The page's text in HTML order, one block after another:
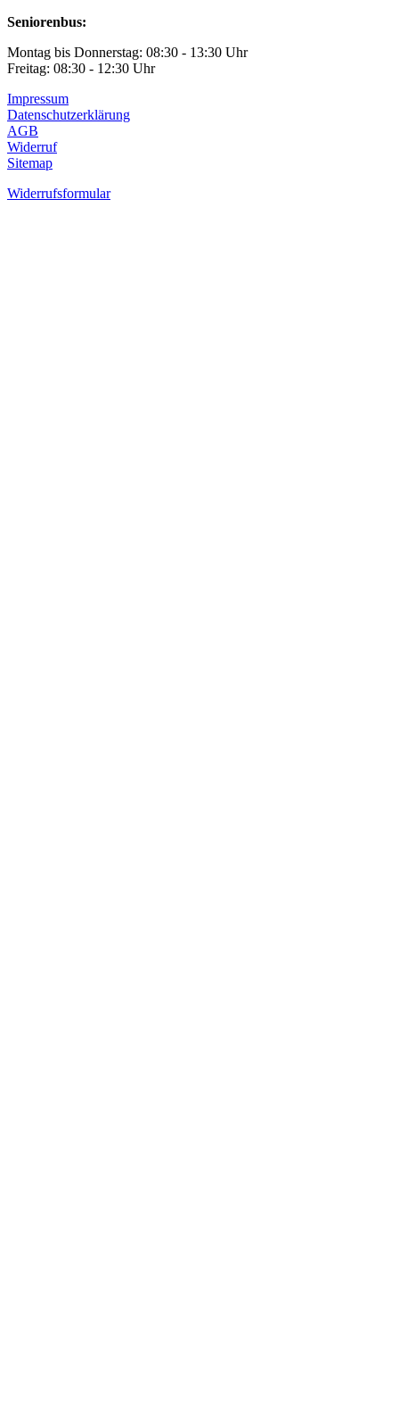
Seniorenbus:
Montag bis Donnerstag: 08:30 - 13:30 Uhr
Freitag: 08:30 - 12:30 Uhr
Impressum
Datenschutzerklärung
AGB
Widerruf
Sitemap
Widerrufsformular